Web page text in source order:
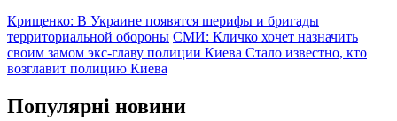
Крищенко: В Украине появятся шерифы и бригады
территориальной обороны СМИ: Кличко хочет назначить
своим замом экс-главу полиции Киева Стало известно, кто
возглавит полицию Киева
Популярнi новини